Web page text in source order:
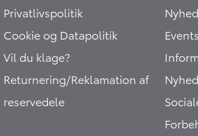
Privatlivspolitik
Cookie og Datapolitik
Vil du klage?
Returnering/Reklamation af
reservedele
Events